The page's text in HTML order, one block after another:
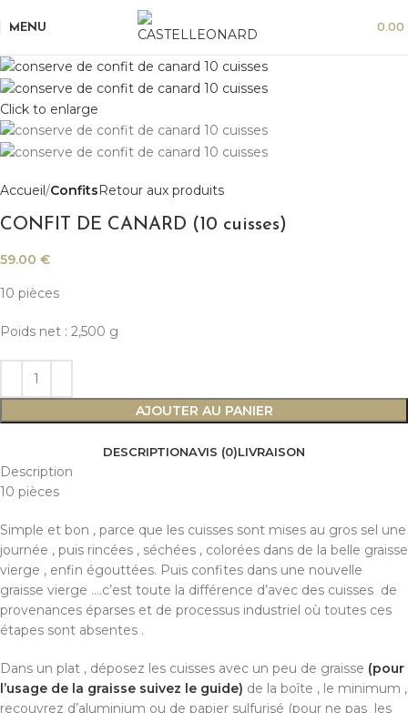
MENU 0.00
Click to enlarge
Accueil ConfitsRetour aux produits
CONFIT DE CANARD (10 cuisses)
59.00 €
10 pièces
Poids net : 2,500 g
AJOUTER AU PANIER
DESCRIPTIONAVIS (0)LIVRAISON
Description
10 pièces
Simple et bon , parce que les cuisses sont mises au gros sel une
journée , puis rincées , séchées , colorées dans de la belle graisse
vierge , enfin égouttées. Puis confites dans une nouvelle
graisse vierge ….c’est toute la différence d’avec des cuisses de
provenances éparses et de processus industriel où toutes ces
étapes sont absentes .
Dans un plat , déposez les cuisses avec un peu de graisse (pour
l’usage de la graisse suivez le guide) de la boîte , le minimum ,
recouvrez d’aluminium ou de papier sulfurisé (pour ne pas les